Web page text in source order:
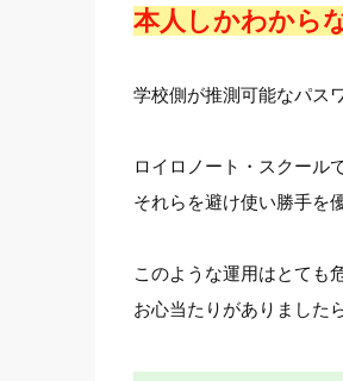
本人しかわから
学校側が推測可能なパス
ロイロノート・スクール
それらを避け使い勝手を
このような運用はとても
お心当たりがありました